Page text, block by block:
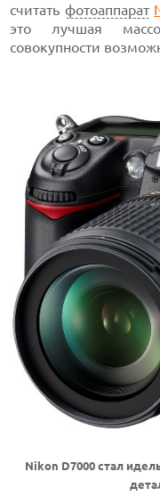
считать фотоаппарат
это лучшая
совокупности
Nikon D7000 стал